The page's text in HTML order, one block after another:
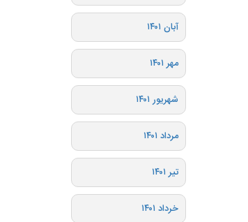
آبان ۱۴۰۱
مهر ۱۴۰۱
شهریور ۱۴۰۱
مرداد ۱۴۰۱
تیر ۱۴۰۱
خرداد ۱۴۰۱